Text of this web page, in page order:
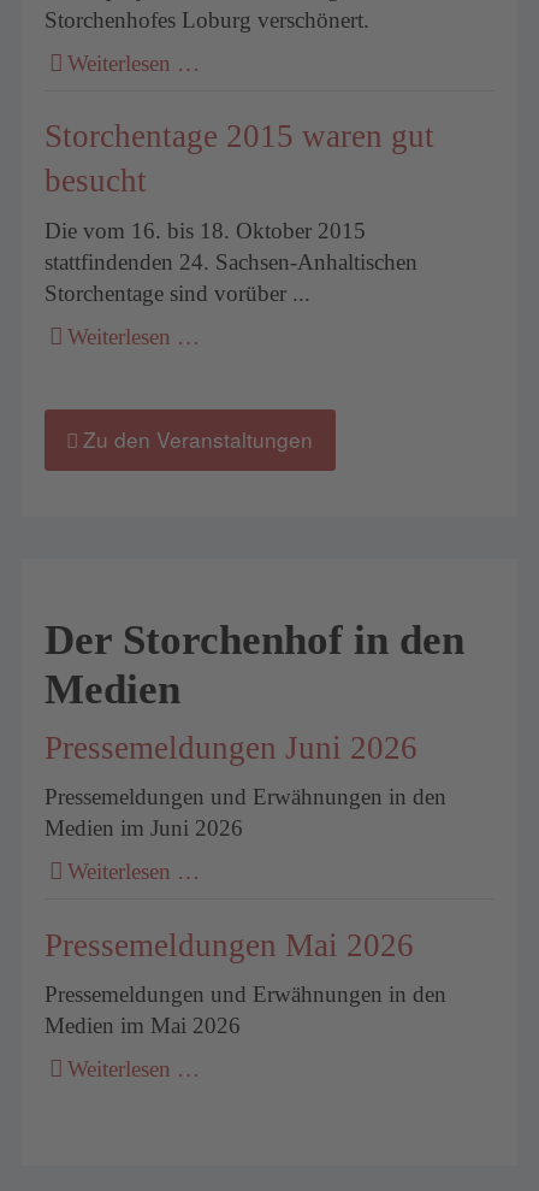
Storchenhofes Loburg verschönert.
Weiterlesen …
Storchentage 2015 waren gut
besucht
Die vom 16. bis 18. Oktober 2015
stattfindenden 24. Sachsen-Anhaltischen
Storchentage sind vorüber ...
Weiterlesen …
Zu den Veranstaltungen
Der Storchenhof in den
Medien
Pressemeldungen Juni 2026
Pressemeldungen und Erwähnungen in den
Medien im Juni 2026
Weiterlesen …
Pressemeldungen Mai 2026
Pressemeldungen und Erwähnungen in den
Medien im Mai 2026
Weiterlesen …